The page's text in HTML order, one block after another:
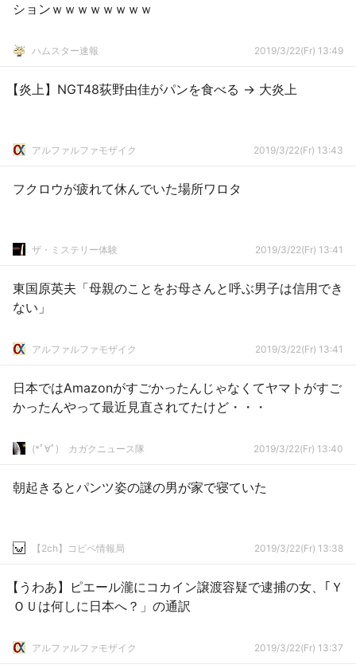
ションｗｗｗｗｗｗｗｗ
ハムスター速報 2019/3/22(Fr) 13:49
【炎上】NGT48荻野由佳がパンを食べる → 大炎上
アルファルファモザイク 2019/3/22(Fr) 13:43
フクロウが疲れて休んでいた場所ワロタ
ザ・ミステリー体験 2019/3/22(Fr) 13:41
東国原英夫「母親のことをお母さんと呼ぶ男子は信用でき
ない」
アルファルファモザイク 2019/3/22(Fr) 13:41
日本ではAmazonがすごかったんじゃなくてヤマトがすご
かったんやって最近見直されてたけど・・・
(*ﾟ∀ﾟ)ゞカガクニュース隊 2019/3/22(Fr) 13:40
朝起きるとパンツ姿の謎の男が家で寝ていた
【2ch】コピペ情報局 2019/3/22(Fr) 13:38
【うわあ】ピエール瀧にコカイン譲渡容疑で逮捕の女、｢Ｙ
ＯＵは何しに日本へ？」の通訳
アルファルファモザイク 2019/3/22(Fr) 13:37